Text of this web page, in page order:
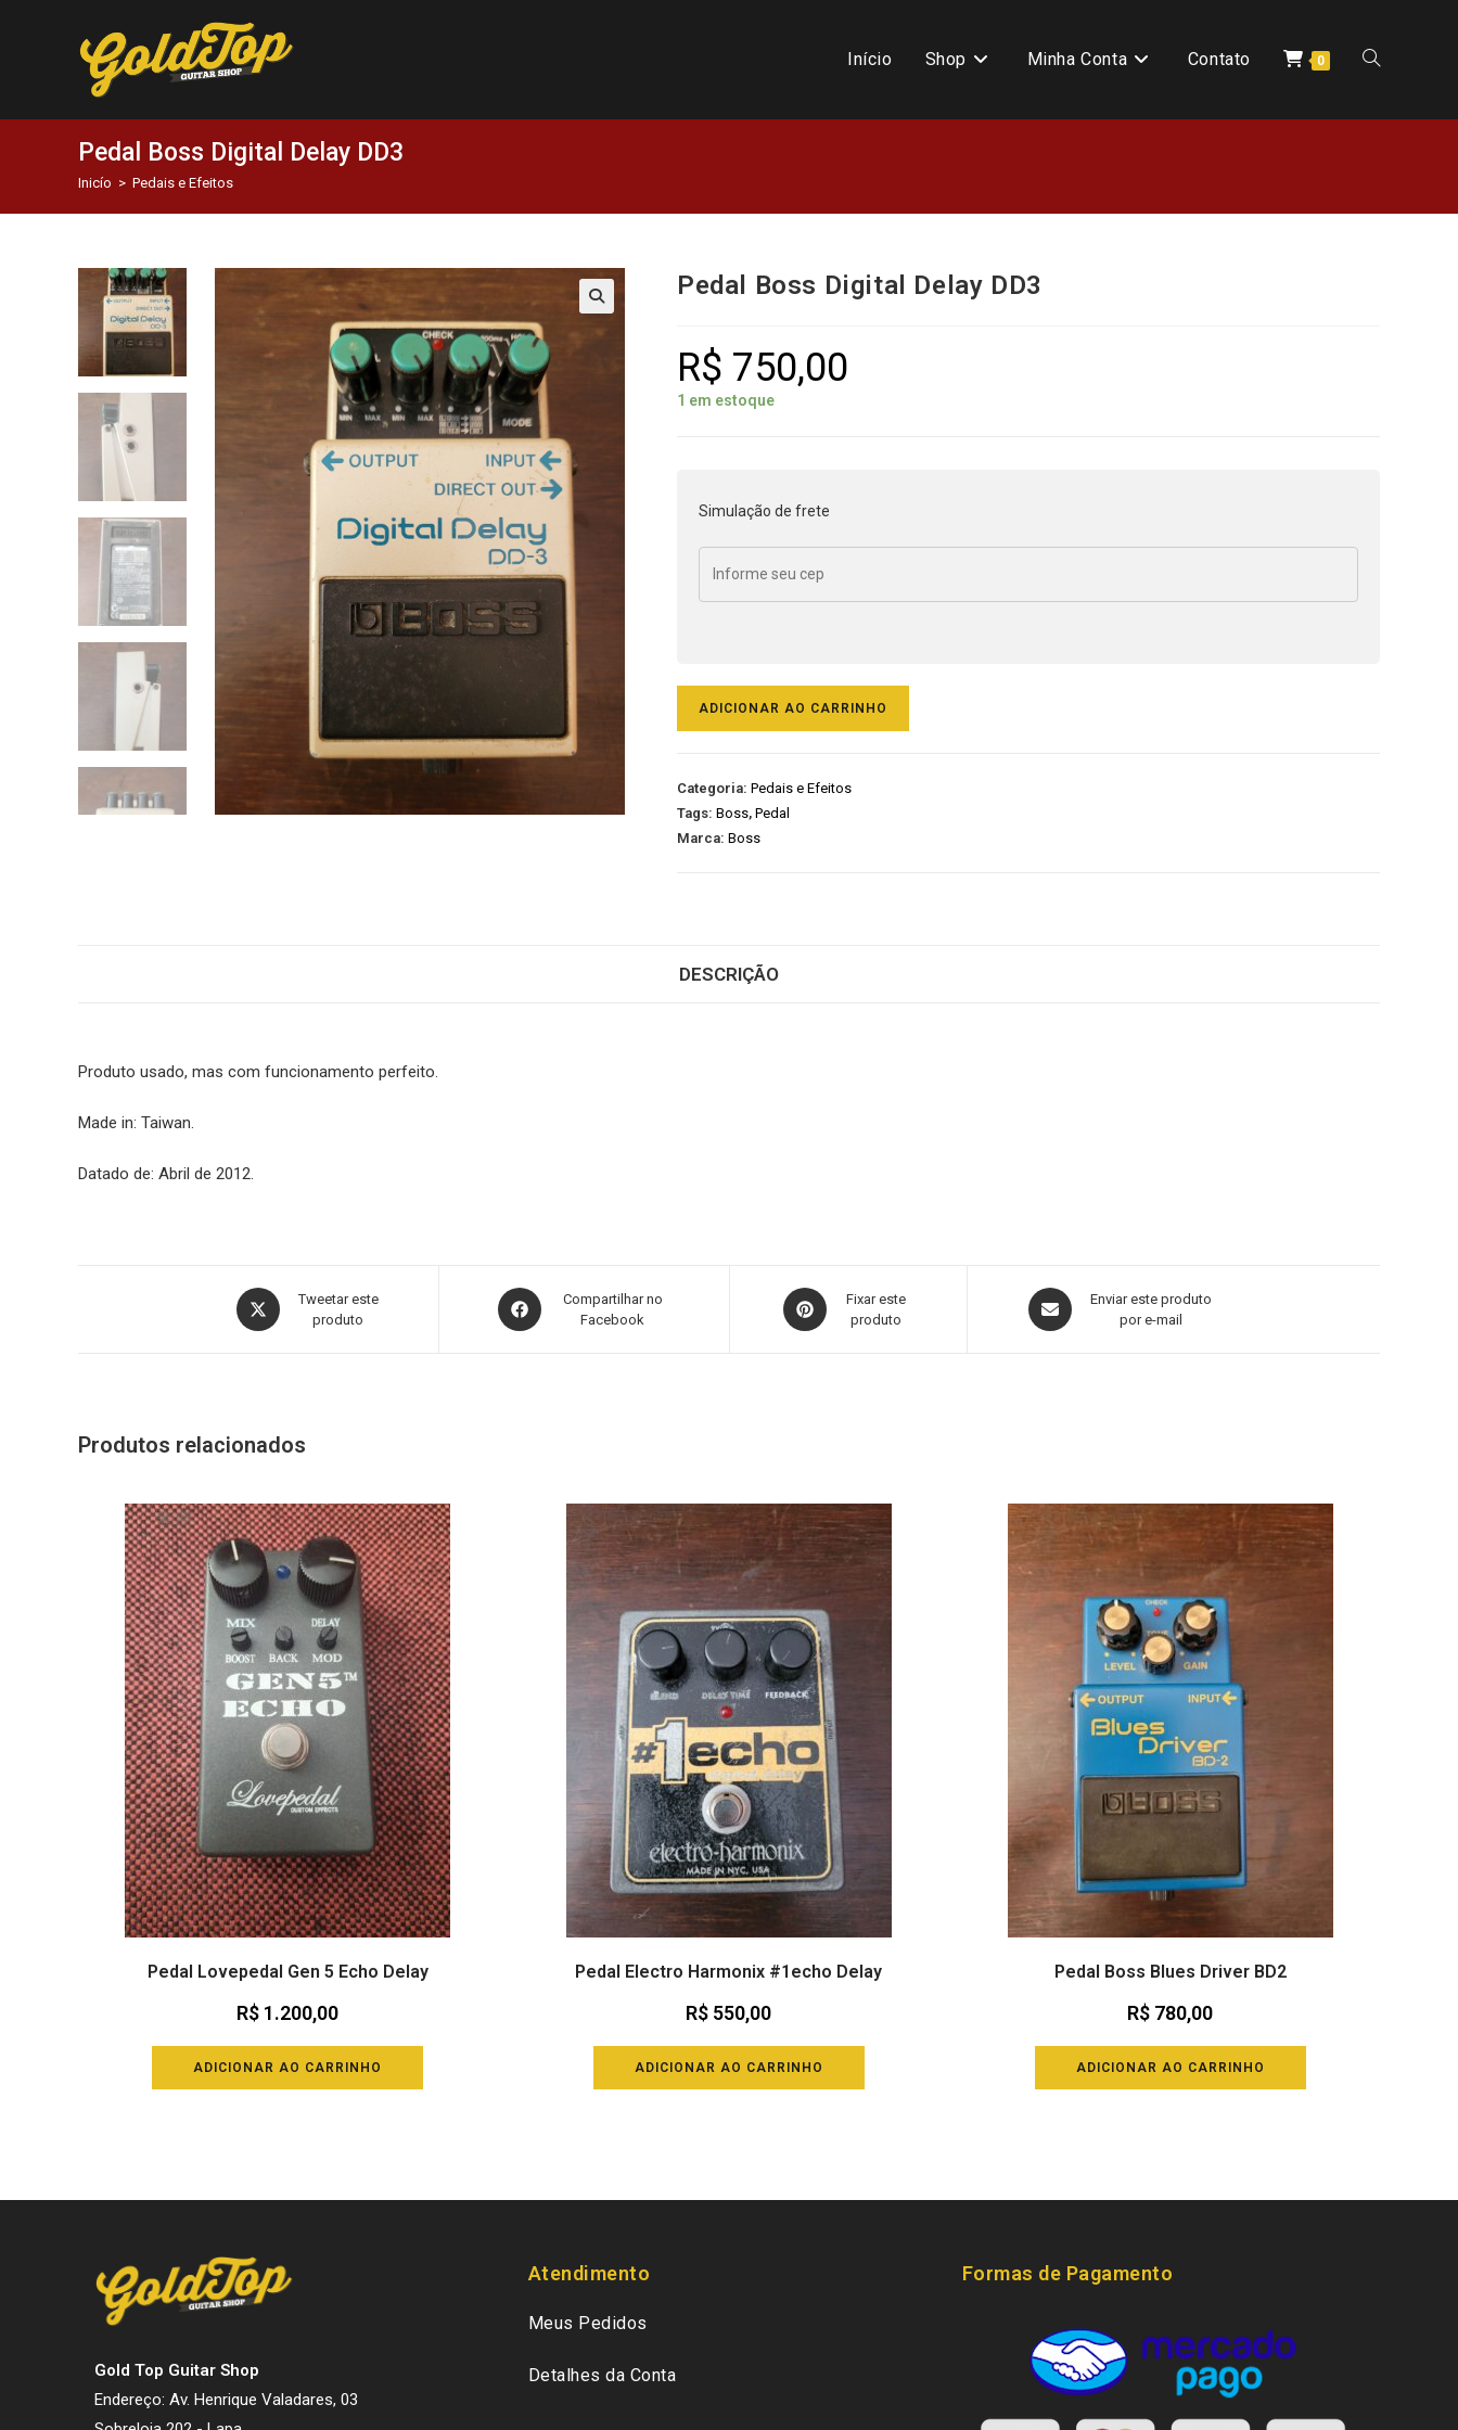
Início Shop Minha Conta Contato 0
Pedal Boss Digital Delay DD3
Inicío > Pedais e Efeitos
Pedal Boss Digital Delay DD3
R$ 750,00
1 em estoque
Simulação de frete
ADICIONAR AO CARRINHO
Categoria: Pedais e Efeitos
Tags: Boss, Pedal
Marca: Boss
DESCRIÇÃO
Produto usado, mas com funcionamento perfeito.
Made in: Taiwan.
Datado de: Abril de 2012.
Tweetar este
produto
Compartilhar no
Facebook
Fixar este
produto
Enviar este produto
por e-mail
Produtos relacionados
Pedal Lovepedal Gen 5 Echo Delay
R$ 1.200,00
ADICIONAR AO CARRINHO
Pedal Electro Harmonix #1echo Delay
R$ 550,00
ADICIONAR AO CARRINHO
Pedal Boss Blues Driver BD2
R$ 780,00
ADICIONAR AO CARRINHO
Gold Top Guitar Shop
Endereço: Av. Henrique Valadares, 03
Atendimento
Meus Pedidos
Detalhes da Conta
Formas de Pagamento